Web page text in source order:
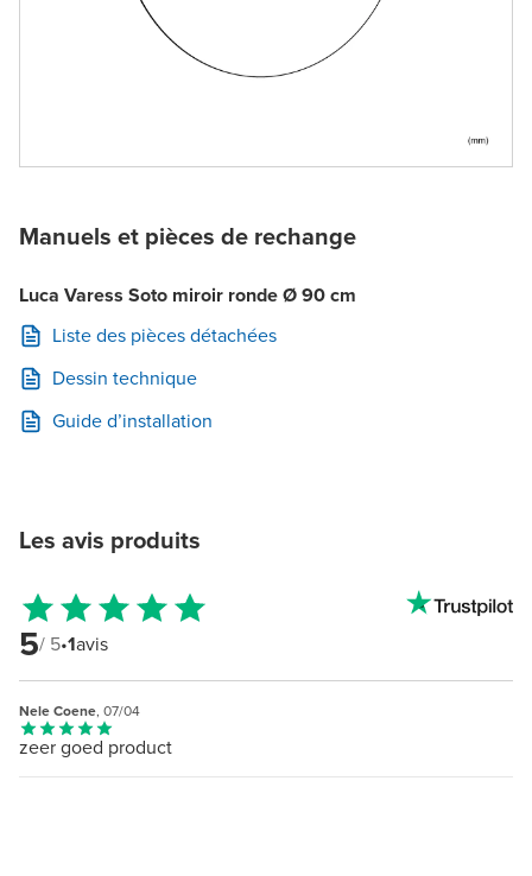
Manuels et pièces de rechange
Luca Varess Soto miroir ronde Ø 90 cm
Liste des pièces détachées
Dessin technique
Guide d’installation
Les avis produits
5/ 5•1avis
Nele Coene, 07/04
zeer goed product